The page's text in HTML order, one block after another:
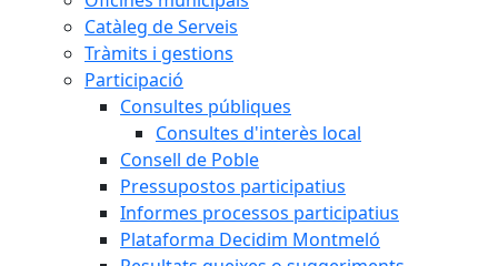
Catàleg de Serveis
Tràmits i gestions
Participació
Consultes públiques
Consultes d'interès local
Consell de Poble
Pressupostos participatius
Informes processos participatius
Plataforma Decidim Montmeló